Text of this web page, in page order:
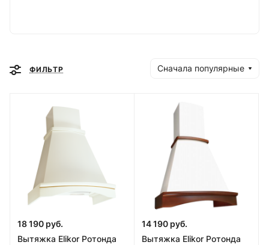
ФИЛЬТР Сначала популярные
18 190 руб.
Вытяжка Elikor Ротонда
14 190 руб.
Вытяжка Elikor Ротонда